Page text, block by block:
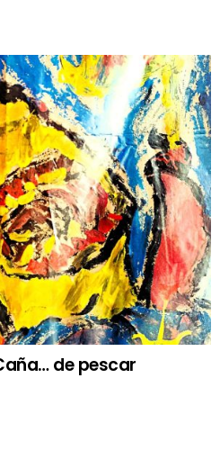
de pescar